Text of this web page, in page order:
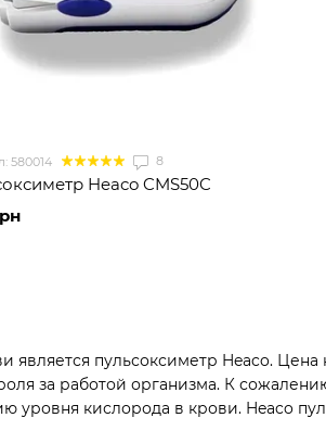
пульсоксиметр Heaco. Цена
за работой организма. К
уровня кислорода в крови. Heaco
580014 8
Heaco CMS50C